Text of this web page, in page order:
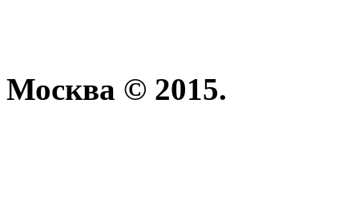
Москва © 2015.